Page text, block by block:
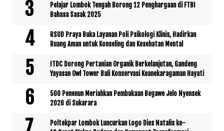
Pelajar Lombok Tengah Borong 12 Penghargaan di FTBI
Bahasa Sasak 2025
RSUD Praya Buka Layanan Poli Psikologi Klinis, Hadirkan
Ruang Aman untuk Konseling dan Kesehatan Mental
ITDC Dorong Pertanian Organik Berkelanjutan, Gandeng
Yayasan Owl Tower Bali Konservasi Keanekaragaman Hayati
500 Penenun Meriahkan Pembukaan Begawe Jelo Nyensek
2026 di Sukarara
Poltekpar Lombok Luncurkan Logo Dies Natalis ke-